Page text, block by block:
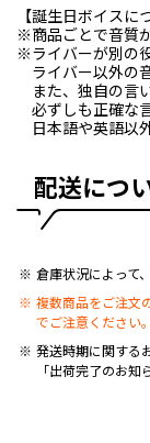
【誕生日ボイスに
※商品ごとで音質
※ライバーが別の
ライバー以外の
また、独自の言
必ずしも正確な
日本語や英語以
配送につ
倉庫状況によって
複数商品をご注文
でご注意ください。
発送時期に関する
「出荷完了のお知